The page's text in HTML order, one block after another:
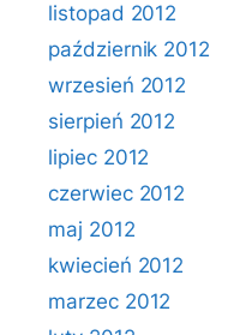
listopad 2012
październik 2012
wrzesień 2012
sierpień 2012
lipiec 2012
czerwiec 2012
maj 2012
kwiecień 2012
marzec 2012